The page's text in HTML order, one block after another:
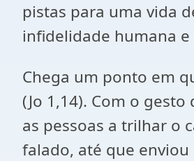
pistas para uma vida
infidelidade humana
Chega um ponto em
(Jo 1,14). Com o
as pessoas a trilhar o
falado, até que